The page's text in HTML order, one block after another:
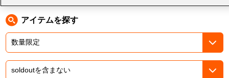
ASOBI STORE TOP
ゲーム
CD / Blu-ray
アイドルマスター ミリオンライブ！
アイドルマスター SideM
アイドルマスター シャイニーカラーズ
アイテムを探す